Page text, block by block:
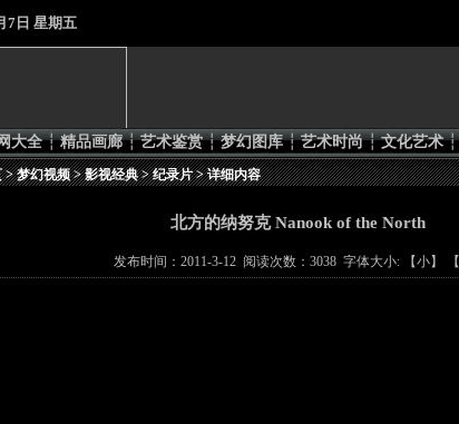
7日 星期五
大全 ┆ 精品画廊 ┆ 艺术鉴赏 ┆ 梦幻图库 ┆ 艺术时尚 ┆ 文化艺术 ┆
>梦幻视频>影视经典>纪录片> 详细内容
北方的纳努克 Nanook of the North
发布时间：2011-3-12 阅读次数：3038 字体大小: 【小】 【